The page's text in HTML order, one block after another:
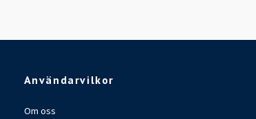
Användarvilkor
Om oss